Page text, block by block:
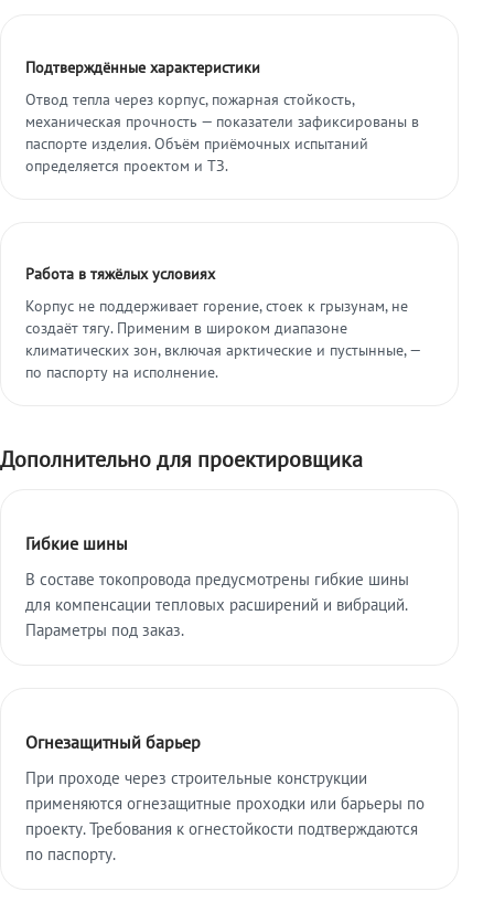
Подтверждённые характеристики
Отвод тепла через корпус, пожарная стойкость,
механическая прочность — показатели зафиксированы в
паспорте изделия. Объём приёмочных испытаний
определяется проектом и ТЗ.
Работа в тяжёлых условиях
Корпус не поддерживает горение, стоек к грызунам, не
создаёт тягу. Применим в широком диапазоне
климатических зон, включая арктические и пустынные, —
по паспорту на исполнение.
Дополнительно для проектировщика
Гибкие шины
В составе токопровода предусмотрены гибкие шины
для компенсации тепловых расширений и вибраций.
Параметры под заказ.
Огнезащитный барьер
При проходе через строительные конструкции
применяются огнезащитные проходки или барьеры по
проекту. Требования к огнестойкости подтверждаются
по паспорту.